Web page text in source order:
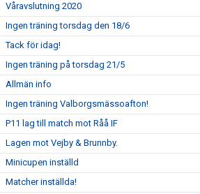
Våravslutning 2020
Ingen träning torsdag den 18/6
Tack för idag!
Ingen träning på torsdag 21/5
Allmän info
Ingen träning Valborgsmässoafton!
P11 lag till match mot Råå IF
Lagen mot Vejby & Brunnby.
Minicupen inställd
Matcher inställda!